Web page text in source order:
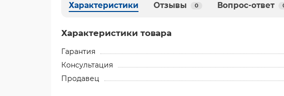
Характеристики Отзывы 0 Вопрос-ответ
Характеристики товара
Гарантия
Консультация
Продавец